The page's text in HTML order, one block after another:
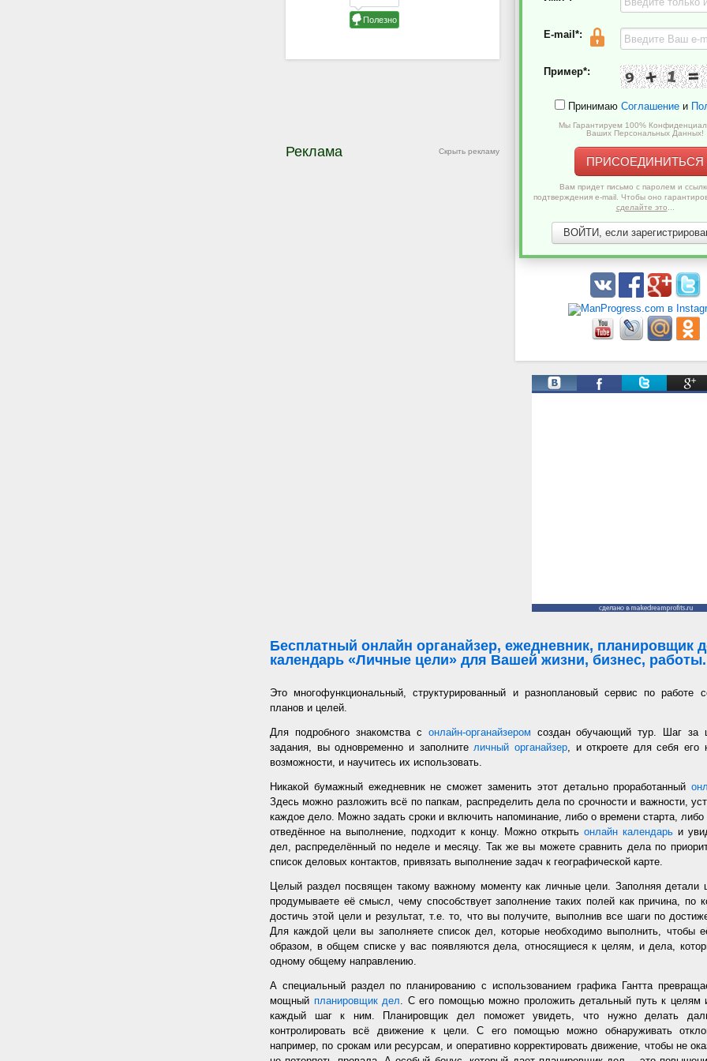
Скрыть рекламу
Реклама
E-mail*:
Пример*:
Принимаю Соглашениеи
Мы Гарантируем 100%
Ваших Персональных Данных!
ПРИСОЕДИНИТЬСЯ
Вам придет письмо с паролем и
подтверждения e-mail. Чтобы оно
сделайте это
ВОЙТИ, если
Бесплатный онлайн органайзер, ежедневник, планировщик
календарь «Личные цели» для Вашей жизни, бизнес,
Это многофункциональный, структурированный и разноплановый сервис по работе
планов и целей.
Для подробного знакомства с онлайн-органайзером создан обучающий тур. Шаг за
задания, вы одновременно и заполнителичный органайзер, и откроете для себя его
возможности, и научитесь их использовать.
Никакой бумажный ежедневник не сможет заменить этот детально проработанный
Здесь можно разложить всё по папкам, распределить дела по срочности и важности,
каждое дело. Можно задать сроки и включить напоминание, либо о времени старта,
отведённое на выполнение, подходит к концу. Можно открыть онлайн календарь и
дел, распределённый по неделе и месяцу. Так же вы можете сравнить дела по
список деловых контактов, привязать выполнение задач к географической карте.
Целый раздел посвящен такому важному моменту как личные цели. Заполняя детали
продумываете её смысл, чему способствует заполнение таких полей как причина, по
достичь этой цели и результат, т.е. то, что вы получите, выполнив все шаги по
Для каждой цели вы заполняете список дел, которые необходимо выполнить, чтобы
образом, в общем списке у вас появляются дела, относящиеся к целям, и дела,
одному общему направлению.
А специальный раздел по планированию с использованием графика Гантта
мощный планировщик дел. С его помощью можно проложить детальный путь к целям
каждый шаг к ним. Планировщик дел поможет увидеть, что нужно делать
контролировать всё движение к цели. С его помощью можно обнаруживать
например, по срокам или ресурсам, и оперативно корректировать движение, чтобы не